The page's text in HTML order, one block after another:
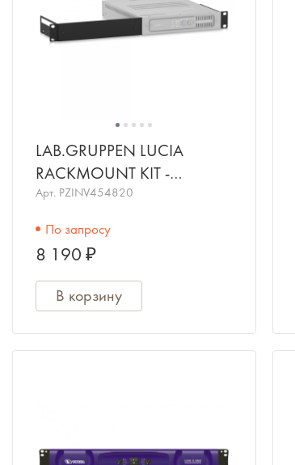
LAB.GRUPPEN LUCIA
RACKMOUNT KIT -
комплект креплений для
LUCIA
Арт. PZINV454820
По запросу
8 190 ₽
В корзину